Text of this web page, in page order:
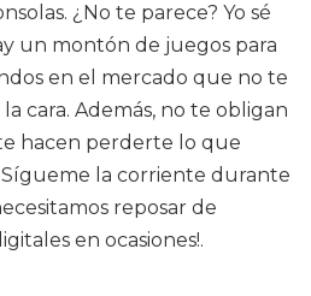
¿No te parece? Yo sé
un montón de juegos para
en el mercado que no te
cara. Además, no te obligan
hacen perderte lo que
la corriente durante
reposar de
en ocasiones!.